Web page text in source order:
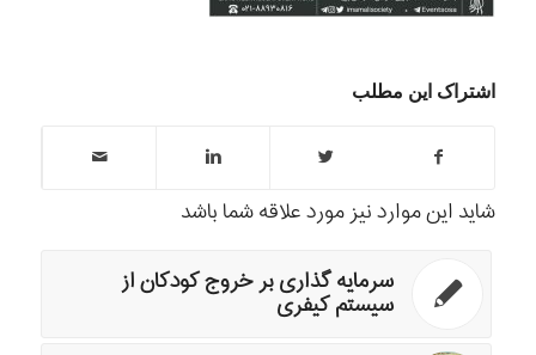
اشتراک این مطلب
شاید این موارد نیز مورد علاقه شما باشد
سرمایه گذاری بر خروج کودکان از
سیستم کیفری